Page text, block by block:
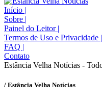
Início |
Sobre |
Painel do Leitor |
Termos de Uso e Privacidade |
FAQ |
Contato
Estância Velha Notícias -
/ Estância Velha Notícias